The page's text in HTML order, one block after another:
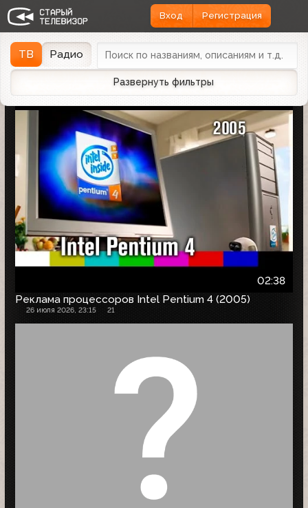
Вход Регистрация
ТВ Радио
Развернуть фильтры
Найдено 1166 записей Дата эфираДата заливки
02:38
Реклама процессоров Intel Pentium 4 (2005)
26 июля 2026, 23:15 21